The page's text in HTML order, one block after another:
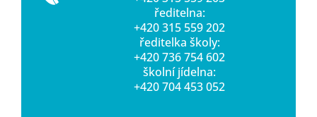
ředitelna:
+420 315 559 202
ředitelka školy:
+420 736 754 602
školní jídelna:
+420 704 453 052